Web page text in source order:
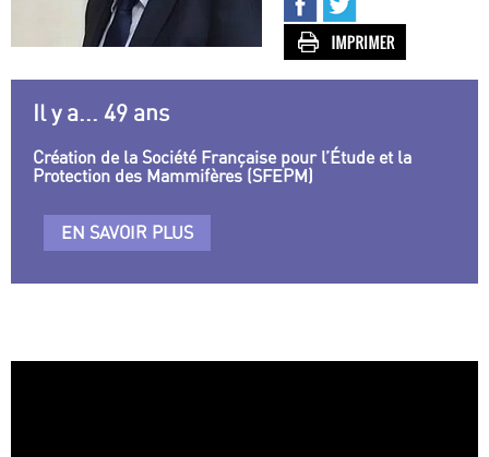
Il y a... 49 ans
Création de la Société Française pour l’Étude et la
Protection des Mammifères (SFEPM)
EN SAVOIR PLUS